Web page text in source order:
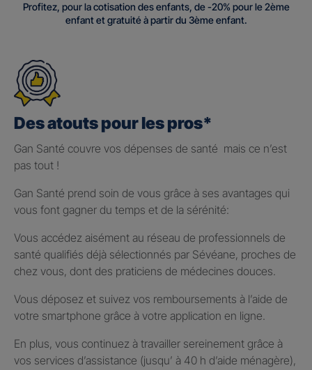
Profitez, pour la cotisation des enfants, de -20% pour le 2ème
enfant et gratuité à partir du 3ème enfant.
Des atouts pour les pros*
Gan Santé couvre vos dépenses de santé mais ce n’est
pas tout !
Gan Santé prend soin de vous grâce à ses avantages qui
vous font gagner du temps et de la sérénité:
Vous accédez aisément au réseau de professionnels de
santé qualifiés déjà sélectionnés par Sévéane, proches de
chez vous, dont des praticiens de médecines douces.
Vous déposez et suivez vos remboursements à l’aide de
votre smartphone grâce à votre application en ligne.
En plus, vous continuez à travailler sereinement grâce à
vos services d’assistance (jusqu’ à 40 h d’aide ménagère),